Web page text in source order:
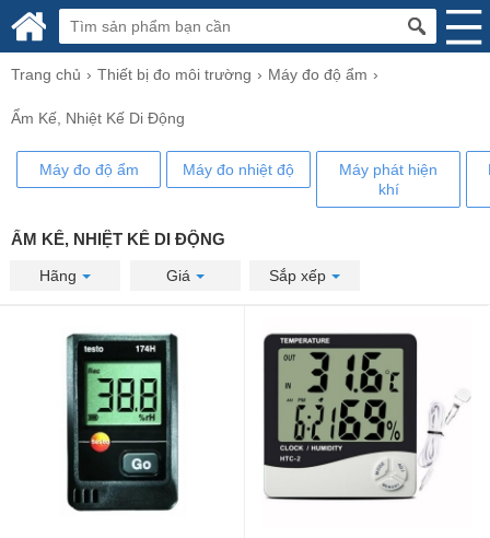
Trang chủ Thiết bị đo môi trường Máy đo độ ẩm
Ẩm Kế, Nhiệt Kế Di Động
Máy đo độ ẩm ​Máy đo nhiệt độ
Máy phát hiện
khí
ẨM KẾ, NHIỆT KẾ DI ĐỘNG
Hãng Giá Sắp xếp